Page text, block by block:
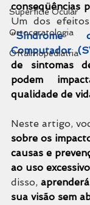
Superfície Ocular
Ortoceratologia
Oftalmopediatria
conseqüências
Um dos
"
Computador
de sintomas
podem
qualidade de
Neste artigo,
sobre os
causas e
ao uso
disso,
sua visão sem